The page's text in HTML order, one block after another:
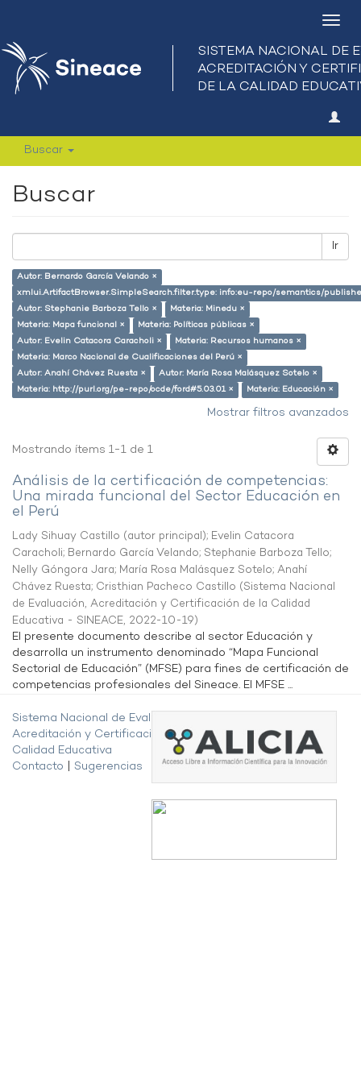
Buscar
Buscar
Ir
Autor: Bernardo García Velando ×
xmlui.ArtifactBrowser.SimpleSearch.filter.type: info:eu-repo/semantics/
Autor: Stephanie Barboza Tello ×
Materia: Minedu ×
Materia: Mapa funcional ×
Materia: Políticas públicas ×
Autor: Evelin Catacora Caracholi ×
Materia: Recursos humanos ×
Materia: Marco Nacional de Cualificaciones del Perú ×
Autor: Anahí Chávez Ruesta ×
Autor: María Rosa Malásquez Sotelo ×
Materia: http://purl.org/pe-repo/ocde/ford#5.03.01 ×
Materia: Educación ×
Mostrar filtros avanzados
Mostrando ítems 1-1 de 1
Análisis de la certificación de competencias:
Una mirada funcional del Sector Educación en
el Perú
Lady Sihuay Castillo (autor principal); Evelin Catacora
Caracholi; Bernardo García Velando; Stephanie Barboza Tello;
Nelly Góngora Jara; María Rosa Malásquez Sotelo; Anahí
Chávez Ruesta; Cristhian Pacheco Castillo (Sistema Nacional
de Evaluación, Acreditación y Certificación de la Calidad
Educativa - SINEACE, 2022-10-19)
El presente documento describe al sector Educación y
desarrolla un instrumento denominado “Mapa Funcional
Sectorial de Educación” (MFSE) para fines de certificación de
competencias profesionales del Sineace. El MFSE ...
Sistema Nacional de Evaluación,
Acreditación y Certificación de la
Calidad Educativa
Contacto
Sugerencias